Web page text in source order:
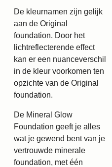
De kleurnamen zijn gelijk
aan de Original
foundation. Door het
lichtreflecterende effect
kan er een nuanceverschil
in de kleur voorkomen ten
opzichte van de Original
foundation.
De Mineral Glow
Foundation geeft je alles
wat je gewend bent van je
vertrouwde minerale
foundation, met één